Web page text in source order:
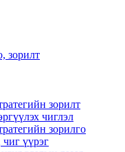
зорилт
зорилт
чиглэл
зорилго
чиг үүрэг